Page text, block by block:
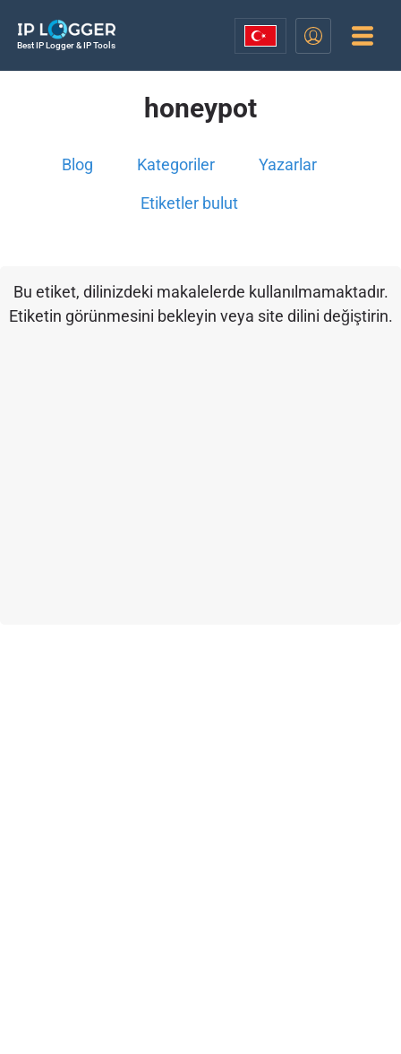
Best IP Logger & IP Tools
honeypot
Blog Kategoriler Yazarlar
Etiketler bulut